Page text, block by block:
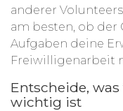
anderer
am besten, ob
Aufgaben deine
Freiwilligenarbeit
Entscheide,
wichtig ist